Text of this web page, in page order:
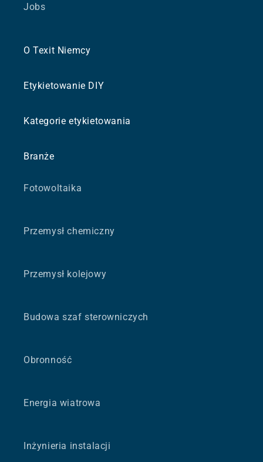
Jobs
O Texit Niemcy
Etykietowanie DIY
Kategorie etykietowania
Branże
Fotowoltaika
Przemysł chemiczny
Przemysł kolejowy
Budowa szaf sterowniczych
Obronność
Energia wiatrowa
Inżynieria instalacji